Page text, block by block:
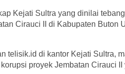
Kejati Sultra yang dinilai
Cirauci II di Kabupaten Buton
telisik.id di kantor Kejati Sultra,
proyek Jembatan Cirauci